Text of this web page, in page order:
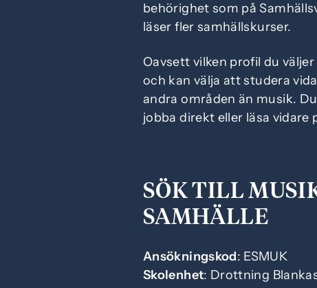
behörighet som på
läser fler samhällskurser.
Oavsett vilken profil du
och kan välja att studera
andra områden än musik.
jobba direkt eller läsa vidare
SÖK TILL
SAMHÄLLE
Ansökningskod: ESMUK
Skolenhet: Drottning